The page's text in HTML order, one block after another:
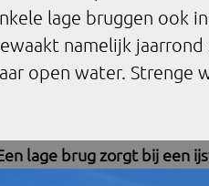
lage bruggen ook
namelijk
open water. Strenge
lage brug zorgt bij een